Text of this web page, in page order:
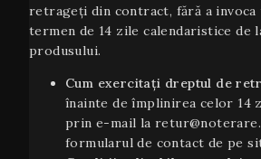
retrageți din contract, fără a invoca
termen de 14 zile calendaristice de
produsului.
Cum exercitați dreptul de
înainte de împlinirea celor 14
prin e-mail la
formularul de contact de pe